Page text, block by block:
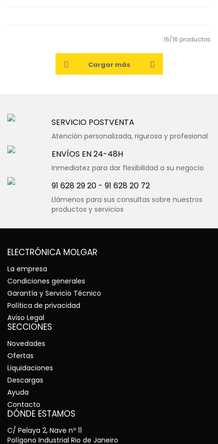
16/16 productos
Cargar más
SERVICIO POSTVENTA
Atención personalizada, rigurosa y profesional
ENVÍOS EN 24-48H
Inmediatez para dar flexibilidad a su negocio
91 628 29 20- 91 628 20 72
Llámenos para sus consultas sobre nuestros
productos y servicios
ELECTRÓNICA MOLGAR
La empresa
Condiciones generales
Garantía y Servicio Técnico
Política de privacidad
Aviso Legal
SECCIONES
Novedades
Ofertas
Liquidaciones
Descargas
Ayuda
Contacto
DÓNDE ESTAMOS
C/ Pelaya 2, Nave nº 11
Polígono Industrial Rio de Janeiro